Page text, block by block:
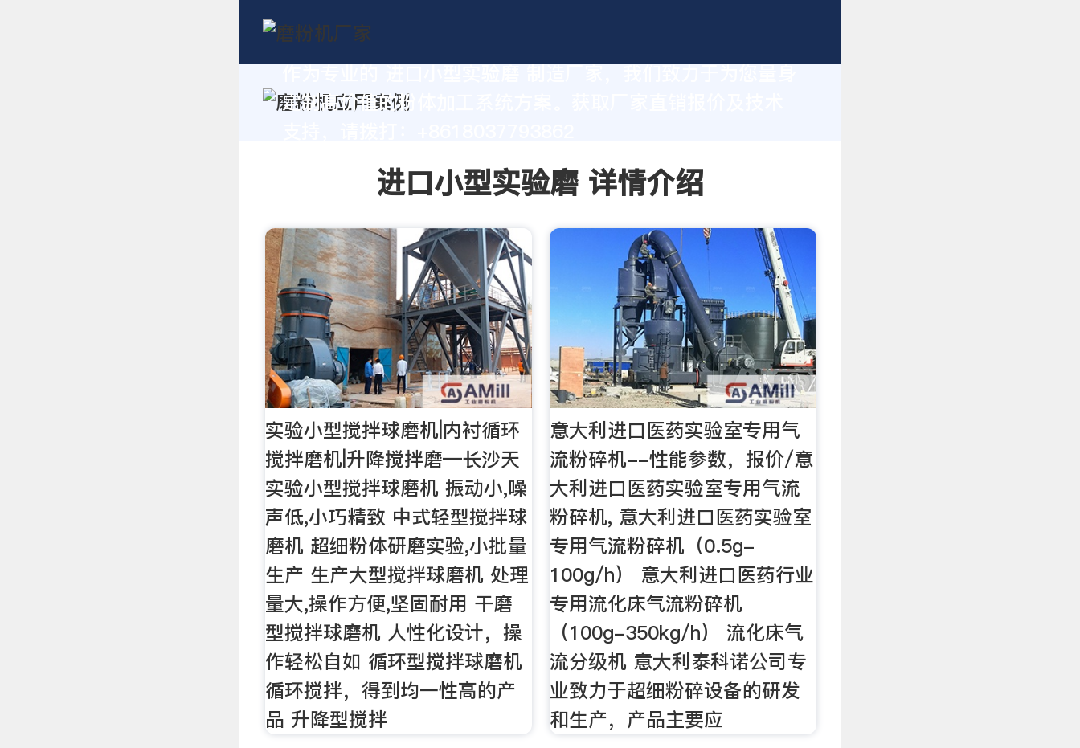
定制高价值的粉体加工系统方案。获取厂家直销报价及技术
进口小型实验磨 详情介绍
实验小型搅拌球磨机|内衬循环
搅拌磨机|升降搅拌磨—长沙天
实验小型搅拌球磨机 振动小,噪
声低,小巧精致 中式轻型搅拌球
磨机 超细粉体研磨实验,小批量
生产 生产大型搅拌球磨机 处理
量大,操作方便,坚固耐用 干磨
型搅拌球磨机 人性化设计，操
作轻松自如 循环型搅拌球磨机
循环搅拌，得到均一性高的产
品 升降型搅拌
意大利进口医药实验室专用气
流粉碎机--性能参数，报价/意
大利进口医药实验室专用气流
粉碎机, 意大利进口医药实验室
专用气流粉碎机（0.5g-
100g/h） 意大利进口医药行业
专用流化床气流粉碎机
（100g-350kg/h） 流化床气
流分级机 意大利泰科诺公司专
业致力于超细粉碎设备的研发
和生产，产品主要应